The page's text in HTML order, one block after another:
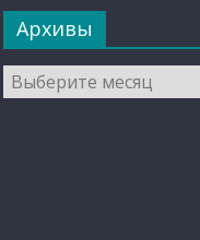
Архивы
Архивы